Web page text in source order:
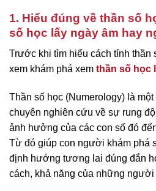
1. Hiểu đúng về thần số
số học lấy ngày âm hay
Trước khi tìm hiểu cách tính thần
xem khám phá xem thần số học
Thần số học (Numerology) là
chuyên nghiên cứu về sự rung
ảnh hưởng của các con số đó
Từ đó giúp con người khám phá
định hướng tương lai đúng đắn
cách, khả năng của những người